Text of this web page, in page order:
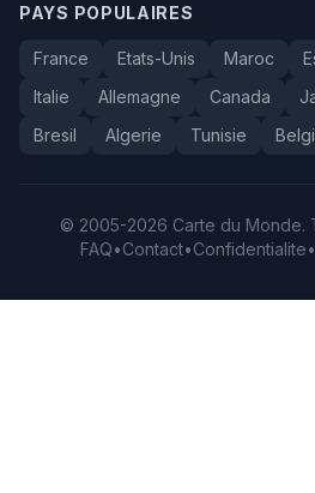
PAYS POPULAIRES
France Etats-Unis Maroc
Italie
Allemagne Canada
Bresil
Algerie Tunisie
© 2005-2026 Carte du Monde.
FAQ•Contact•Confidentialite•